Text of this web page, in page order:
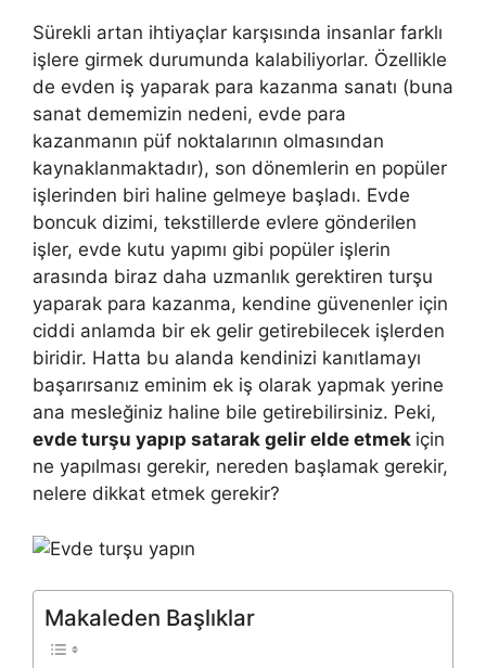
Sürekli artan ihtiyaçlar karşısında insanlar farklı
işlere girmek durumunda kalabiliyorlar. Özellikle
de evden iş yaparak para kazanma sanatı (buna
sanat dememizin nedeni, evde para
kazanmanın püf noktalarının olmasından
kaynaklanmaktadır), son dönemlerin en popüler
işlerinden biri haline gelmeye başladı. Evde
boncuk dizimi, tekstillerde evlere gönderilen
işler, evde kutu yapımı gibi popüler işlerin
arasında biraz daha uzmanlık gerektiren turşu
yaparak para kazanma, kendine güvenenler için
ciddi anlamda bir ek gelir getirebilecek işlerden
biridir. Hatta bu alanda kendinizi kanıtlamayı
başarırsanız eminim ek iş olarak yapmak yerine
ana mesleğiniz haline bile getirebilirsiniz. Peki,
evde turşu yapıp satarak gelir elde etmek için
ne yapılması gerekir, nereden başlamak gerekir,
nelere dikkat etmek gerekir?
Makaleden Başlıklar